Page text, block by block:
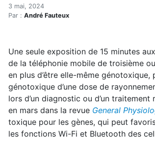
Accueil
Articles
Les ondes
3 mai, 2024
Par : André Fauteux
Une seule exposition de 15 minutes
de la téléphonie mobile de troisième
en plus d’être elle-même génotoxique,
génotoxique d’une dose de
lors d’un diagnostic ou d’un
en mars dans la revue General
toxique pour les gènes, qui peut
les fonctions Wi-Fi et Bluetooth des